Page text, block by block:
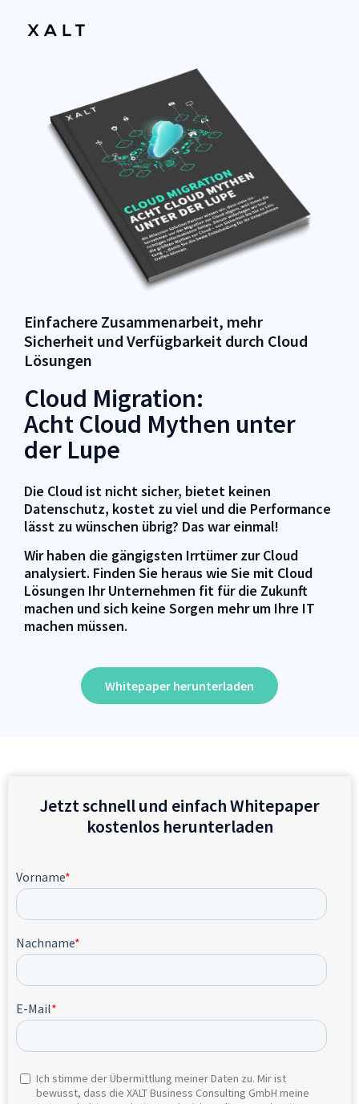
Einfachere Zusammenarbeit, mehr
Sicherheit und Verfügbarkeit durch Cloud
Lösungen
Cloud Migration:
Acht Cloud Mythen unter
der Lupe
Die Cloud ist nicht sicher, bietet keinen
Datenschutz, kostet zu viel und die Performance
lässt zu wünschen übrig? Das war einmal!
Wir haben die gängigsten Irrtümer zur Cloud
analysiert. Finden Sie heraus wie Sie mit Cloud
Lösungen Ihr Unternehmen fit für die Zukunft
machen und sich keine Sorgen mehr um Ihre IT
machen müssen.
Whitepaper herunterladen
Jetzt schnell und einfach Whitepaper
kostenlos herunterladen